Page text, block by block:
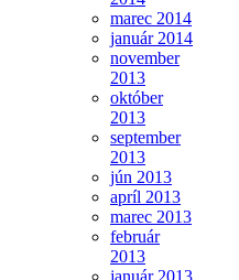
marec 2014
január 2014
november
2013
október
2013
september
2013
jún 2013
apríl 2013
marec 2013
február
2013
január 2013